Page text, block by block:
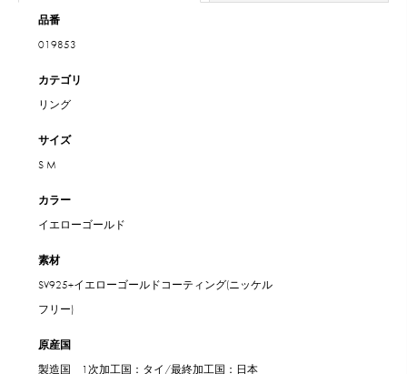
品番
019853
カテゴリ
リング
サイズ
S M
カラー
イエローゴールド
素材
SV925+イエローゴールドコーティング(ニッケル
フリー)
原産国
製造国 1次加工国：タイ/最終加工国：日本